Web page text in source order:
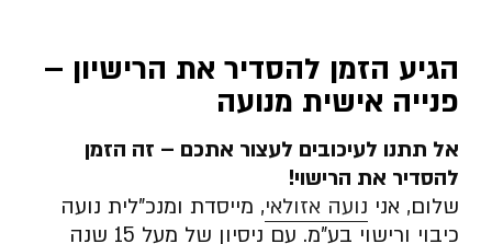
הגיע הזמן להסדיר את הרישיון –
פנייה אישית מנועה
אל תתנו לעיכובים לעצור אתכם – זה הזמן
להסדיר את הרישוי!
שלום, אני נועה אזולאי, מייסדת ומנכ”לית נועה
כיבוי ורישוי בע”מ. עם ניסיון של מעל 15 שנה